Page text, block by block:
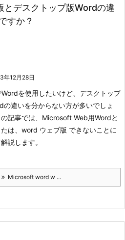
デスクトップ版Wordの違
すか？
年12月28日
を使用したいけど、デスクトップ
の違いを分からない方が多いでしょ
の記事では、Microsoft Web用Wordと
は、word ウェブ版 できないことに
説します。
Microsoft word w ...